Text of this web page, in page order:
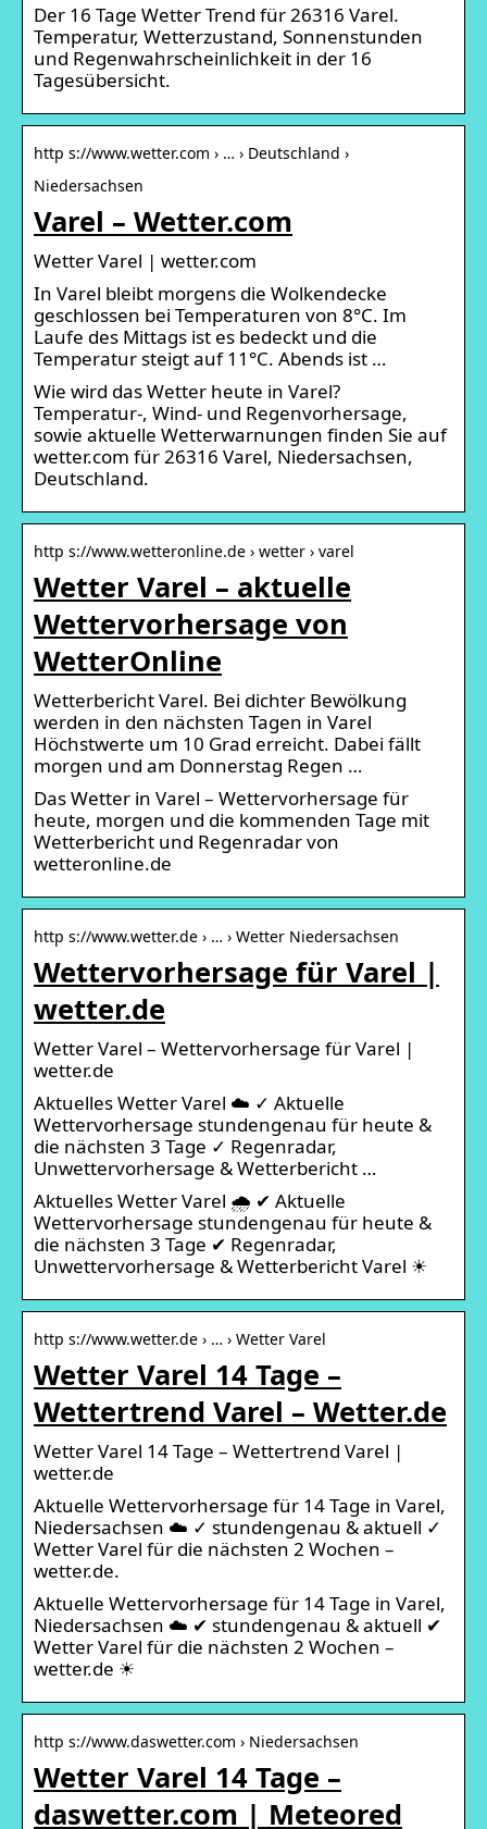
Der 16 Tage Wetter Trend für 26316 Varel.
Temperatur, Wetterzustand, Sonnenstunden
und Regenwahrscheinlichkeit in der 16
Tagesübersicht.
http s://www.wetter.com › … › Deutschland ›
Niedersachsen
Varel – Wetter.com
Wetter Varel | wetter.com
In Varel bleibt morgens die Wolkendecke
geschlossen bei Temperaturen von 8°C. Im
Laufe des Mittags ist es bedeckt und die
Temperatur steigt auf 11°C. Abends ist …
Wie wird das Wetter heute in Varel?
Temperatur-, Wind- und Regenvorhersage,
sowie aktuelle Wetterwarnungen finden Sie auf
wetter.com für 26316 Varel, Niedersachsen,
Deutschland.
http s://www.wetteronline.de › wetter › varel
Wetter Varel – aktuelle
Wettervorhersage von
WetterOnline
Wetterbericht Varel. Bei dichter Bewölkung
werden in den nächsten Tagen in Varel
Höchstwerte um 10 Grad erreicht. Dabei fällt
morgen und am Donnerstag Regen …
Das Wetter in Varel – Wettervorhersage für
heute, morgen und die kommenden Tage mit
Wetterbericht und Regenradar von
wetteronline.de
http s://www.wetter.de › … › Wetter Niedersachsen
Wettervorhersage für Varel |
wetter.de
Wetter Varel – Wettervorhersage für Varel |
wetter.de
Aktuelles Wetter Varel ☁️ ✓ Aktuelle
Wettervorhersage stundengenau für heute &
die nächsten 3 Tage ✓ Regenradar,
Unwettervorhersage & Wetterbericht …
Aktuelles Wetter Varel 🌧️ ✔ Aktuelle
Wettervorhersage stundengenau für heute &
die nächsten 3 Tage ✔ Regenradar,
Unwettervorhersage & Wetterbericht Varel ☀
http s://www.wetter.de › … › Wetter Varel
Wetter Varel 14 Tage –
Wettertrend Varel – Wetter.de
Wetter Varel 14 Tage – Wettertrend Varel |
wetter.de
Aktuelle Wettervorhersage für 14 Tage in Varel,
Niedersachsen ☁️ ✓ stundengenau & aktuell ✓
Wetter Varel für die nächsten 2 Wochen –
wetter.de.
Aktuelle Wettervorhersage für 14 Tage in Varel,
Niedersachsen ☁️ ✔ stundengenau & aktuell ✔
Wetter Varel für die nächsten 2 Wochen –
wetter.de ☀
http s://www.daswetter.com › Niedersachsen
Wetter Varel 14 Tage –
daswetter.com | Meteored